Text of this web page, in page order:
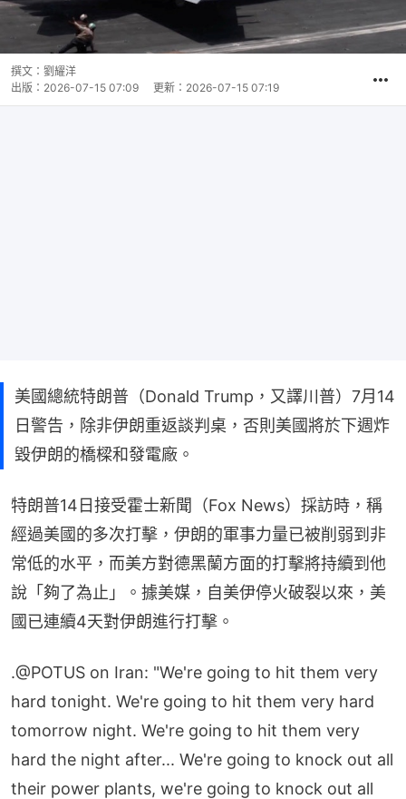
撰文： 劉耀洋
出版： 2026-07-15 07:09 更新： 2026-07-15 07:19
美國總統特朗普（Donald Trump，又譯川普）7月14
日警告，除非伊朗重返談判桌，否則美國將於下週炸
毀伊朗的橋樑和發電廠。
特朗普14日接受霍士新聞（Fox News）採訪時，稱
經過美國的多次打擊，伊朗的軍事力量已被削弱到非
常低的水平，而美方對德黑蘭方面的打擊將持續到他
說「夠了為止」。據美媒，自美伊停火破裂以來，美
國已連續4天對伊朗進行打擊。
.@POTUS on Iran: "We're going to hit them very
hard tonight. We're going to hit them very hard
tomorrow night. We're going to hit them very
hard the night after... We're going to knock out all
their power plants, we're going to knock out all